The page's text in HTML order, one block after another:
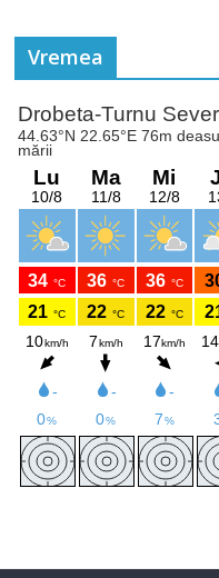
Vremea